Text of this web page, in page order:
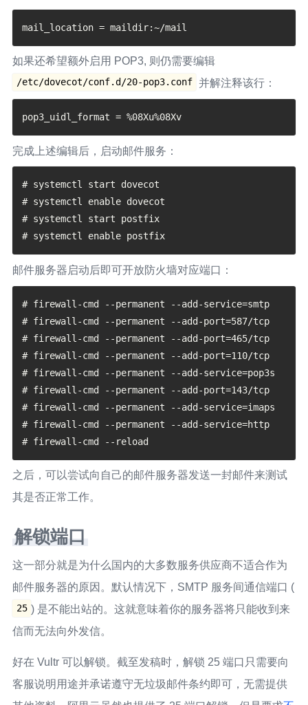
如果还希望额外启用 POP3, 则仍需要编辑
/etc/dovecot/conf.d/20-pop3.conf 并解注释该行：
pop3_uidl_format = %08Xu%08Xv
完成上述编辑后，启动邮件服务：
# systemctl start dovecot
# systemctl enable dovecot
# systemctl start postfix
# systemctl enable postfix
邮件服务器启动后即可开放防火墙对应端口：
# firewall-cmd --permanent --add-service=smtp
# firewall-cmd --permanent --add-port=587/tcp
# firewall-cmd --permanent --add-port=465/tcp
# firewall-cmd --permanent --add-port=110/tcp
# firewall-cmd --permanent --add-service=pop3s
# firewall-cmd --permanent --add-port=143/tcp
# firewall-cmd --permanent --add-service=imaps
# firewall-cmd --permanent --add-service=http
之后，可以尝试向自己的邮件服务器发送一封邮件来测试
其是否正常工作。
解锁端口
这一部分就是为什么国内的大多数服务供应商不适合作为
邮件服务器的原因。默认情况下，SMTP 服务间通信端口 (
25 ) 是不能出站的。这就意味着你的服务器将只能收到来
信而无法向外发信。
好在 Vultr 可以解锁。截至发稿时，解锁 25 端口只需要向
客服说明用途并承诺遵守无垃圾邮件条约即可，无需提供